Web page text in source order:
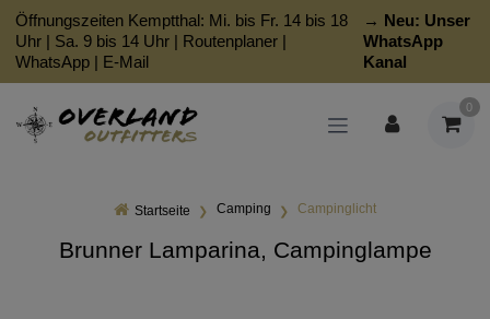
Öffnungszeiten Kemptthal: Mi. bis Fr. 14 bis 18
Uhr | Sa. 9 bis 14 Uhr | Routenplaner |
WhatsApp | E-Mail
→ Neu: Unser
WhatsApp
Kanal
0
Startseite Camping Campinglicht
Brunner Lamparina, Campinglampe